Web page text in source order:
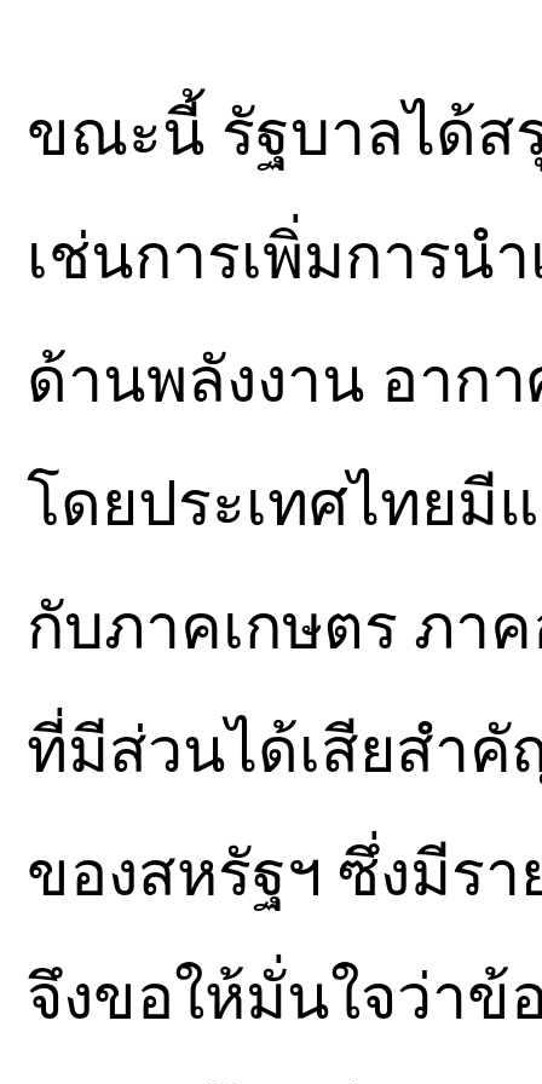
ขณะนี้ รัฐบาลได้ส
เช่นการเพิ่มการน
ด้านพลังงาน อาก
โดยประเทศไทยมี
กับภาคเกษตร ภา
ที่มีส่วนได้เสียสำ
ของสหรัฐฯ ซึ่งมีร
จึงขอให้มั่นใจว่าข้